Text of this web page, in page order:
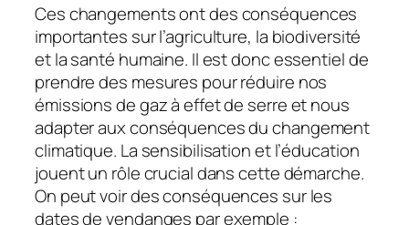
Ces changements ont des conséquences
importantes sur l’agriculture, la biodiversité
et la santé humaine. Il est donc essentiel de
prendre des mesures pour réduire nos
émissions de gaz à effet de serre et nous
adapter aux conséquences du changement
climatique. La sensibilisation et l’éducation
jouent un rôle crucial dans cette démarche.
On peut voir des conséquences sur les
dates de vendanges par exemple :